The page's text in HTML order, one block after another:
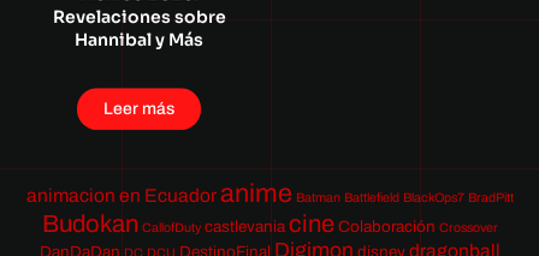
Revelaciones sobre
Hannibal y Más
Leer más
animacion en Ecuador anime Batman Battlefield BlackOps7 BradPitt
Budokan CallofDuty castlevania cine Colaboración Crossover
DanDaDan DC DCU DestinoFinal Digimon disney dragonball